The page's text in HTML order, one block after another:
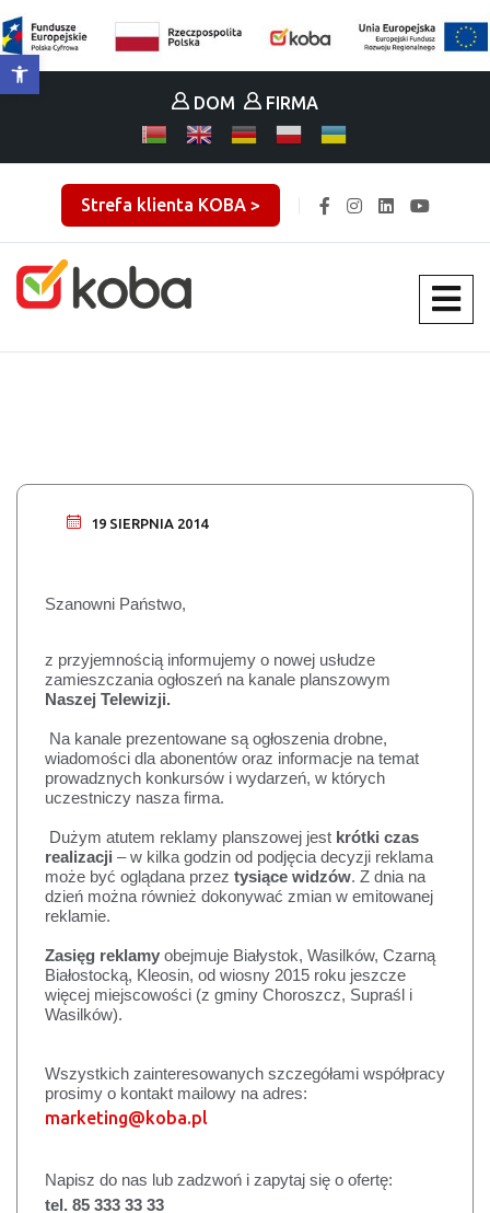
DOM FIRMA
Strefa klienta KOBA >
19 SIERPNIA 2014
Szanowni Państwo,
z przyjemnością informujemy o nowej usłudze
zamieszczania ogłoszeń na kanale planszowym
Naszej Telewizji.
Na kanale prezentowane są ogłoszenia drobne,
wiadomości dla abonentów oraz informacje na temat
prowadznych konkursów i wydarzeń, w których
uczestniczy nasza firma.
Dużym atutem reklamy planszowej jest krótki czas
realizacji – w kilka godzin od podjęcia decyzji reklama
może być oglądana przez tysiące widzów. Z dnia na
dzień można również dokonywać zmian w emitowanej
reklamie.
Zasięg reklamy obejmuje Białystok, Wasilków, Czarną
Białostocką, Kleosin, od wiosny 2015 roku jeszcze
więcej miejscowości (z gminy Choroszcz, Supraśl i
Wasilków).
Wszystkich zainteresowanych szczegółami współpracy
prosimy o kontakt mailowy na adres:
marketing@koba.pl
Napisz do nas lub zadzwoń i zapytaj się o ofertę:
tel. 85 333 33 33
Otwórz pasek narzędzi